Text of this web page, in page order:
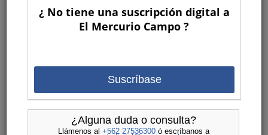
¿ No tiene una suscripción digital a
El Mercurio Campo ?
Suscríbase
¿Alguna duda o consulta?
Llámenos al +562 27536300ó escríbanos a